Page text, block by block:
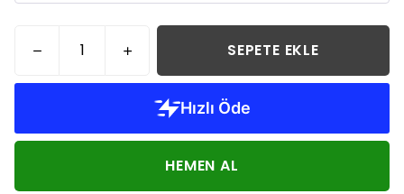
SEPETE EKLE
HEMEN AL